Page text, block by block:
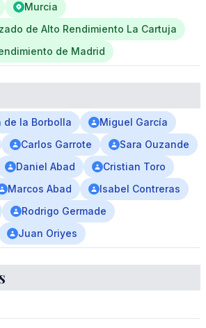
Murcia
de Alto Rendimiento La Cartuja
de Madrid
de la Borbolla
Miguel García
Carlos Garrote
Sara Ouzande
Daniel Abad
Cristian Toro
Marcos Abad
Isabel Contreras
Rodrigo Germade
Juan Oriyes